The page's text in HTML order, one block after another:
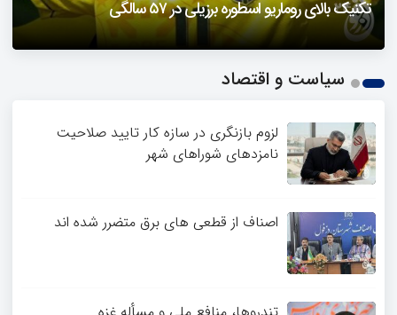
تکنیک بالای روماریو اسطوره برزیلی در ۵۷ سالگی
فیلمی از یک خواننده زن در توئیتر ضرغامی جنجالی شد
حمله تند مصطفی کواکبیان به مجری جنجالی صدا و سیما
دزفول را باید دید
2
سیاست و اقتصاد
لزوم بازنگری در سازه کار تایید صلاحیت
نامزدهای شوراهای شهر
اصناف از قطعی های برق متضرر شده اند